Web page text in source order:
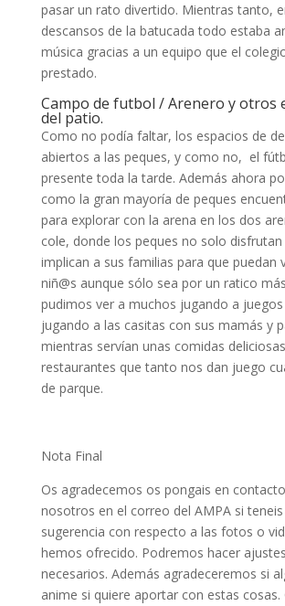
pasar un rato divertido. Mientras tanto,
descansos de la batucada todo estaba
música gracias a un equipo que el
prestado.
Campo de futbol / Arenero y otros
del patio.
Como no podía faltar, los espacios de
abiertos a las peques, y como no, el
presente toda la tarde. Además ahora
como la gran mayoría de peques
para explorar con la arena en los dos
cole, donde los peques no solo disfrutan
implican a sus familias para que puedan
niñ@s aunque sólo sea por un ratico
pudimos ver a muchos jugando a juegos
jugando a las casitas con sus mamás y
mientras servían unas comidas
restaurantes que tanto nos dan juego
de parque.
Nota Final
Os agradecemos os pongais en
nosotros en el correo del AMPA si
sugerencia con respecto a las fotos o
hemos ofrecido. Podremos hacer
necesarios. Además agradeceremos si
anime si quiere aportar con estas cosas.